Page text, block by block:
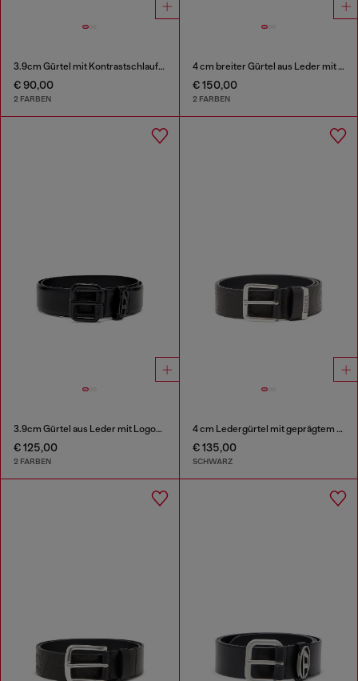
3.9cm Gürtel mit Kontrastschlaufen
€ 90,00
2 FARBEN
4 cm breiter Gürtel aus Leder mit Oval D-Plakette
€ 150,00
2 FARBEN
3.9cm Gürtel aus Leder mit Logo-Plakette
€ 125,00
2 FARBEN
4 cm Ledergürtel mit geprägtem Schriftzug
€ 135,00
SCHWARZ